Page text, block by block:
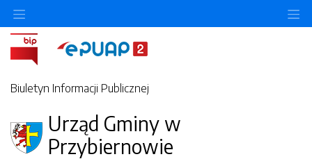
Biuletyn Informacji Publicznej
Urząd Gminy w
Przybiernowie